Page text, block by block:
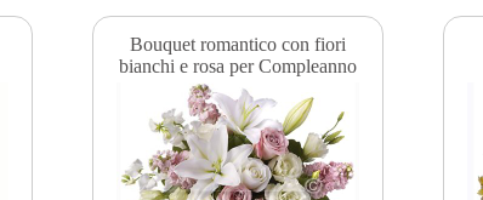
Bouquet romantico con fiori
bianchi e rosa per Compleanno